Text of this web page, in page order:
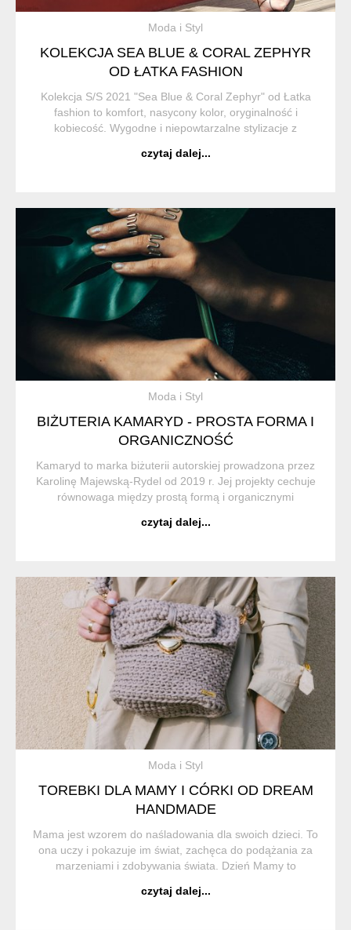
Moda i Styl
KOLEKCJA SEA BLUE & CORAL ZEPHYR
OD ŁATKA FASHION
Kolekcja S/S 2021 "Sea Blue & Coral Zephyr" od Łatka
fashion to komfort, nasycony kolor, oryginalność i
kobiecość. Wygodne i niepowtarzalne stylizacje z
detalem w postaci k...
czytaj dalej...
Moda i Styl
BIŻUTERIA KAMARYD - PROSTA FORMA I
ORGANICZNOŚĆ
Kamaryd to marka biżuterii autorskiej prowadzona przez
Karolinę Majewską-Rydel od 2019 r. Jej projekty cechuje
równowaga między prostą formą i organicznymi
jakości wykonania oraz ponadczasowemu...
czytaj dalej...
Moda i Styl
TOREBKI DLA MAMY I CÓRKI OD DREAM
HANDMADE
Mama jest wzorem do naśladowania dla swoich dzieci. To
ona uczy i pokazuje im świat, zachęca do podążania za
marzeniami i zdobywania świata. Dzień Mamy to
wszystko i pokazać jak bardzo jesteśmy Jej...
czytaj dalej...